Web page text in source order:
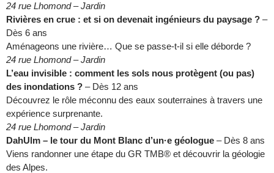
24 rue Lhomond – Jardin
Rivières en crue : et si on devenait ingénieurs du paysage ? –
Dès 6 ans
Aménageons une rivière… Que se passe-t-il si elle déborde ?
24 rue Lhomond – Jardin
L’eau invisible : comment les sols nous protègent (ou pas)
des inondations ? – Dès 12 ans
Découvrez le rôle méconnu des eaux souterraines à travers une
expérience surprenante.
24 rue Lhomond – Jardin
DahUlm – le tour du Mont Blanc d’un·e géologue – Dès 8 ans
Viens randonner une étape du GR TMB® et découvrir la géologie
des Alpes.